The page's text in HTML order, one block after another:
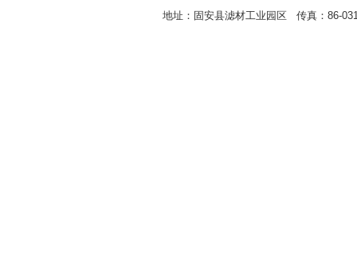
地址：固安县滤材工业园区 传真：86-